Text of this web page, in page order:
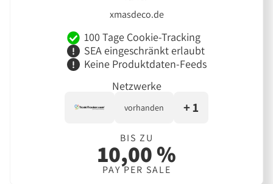
xmasdeco.de
100 Tage Cookie-Tracking
SEA eingeschränkt erlaubt
Keine Produktdaten-Feeds
Netzwerke
vorhanden + 1
BIS ZU
10,00 %
PAY PER SALE